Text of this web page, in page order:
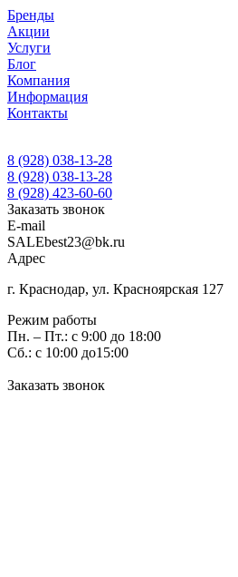
Бренды
Акции
Услуги
Блог
Компания
Информация
Контакты
8 (928) 038-13-28
8 (928) 038-13-28
8 (928) 423-60-60
Заказать звонок
E-mail
SALEbest23@bk.ru
Адрес
г. Краснодар, ул. Красноярская 127
Режим работы
Пн. – Пт.: с 9:00 до 18:00
Сб.: с 10:00 до15:00
Заказать звонок